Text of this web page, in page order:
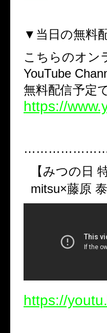
▼当日の無料
こちらのオン
YouTube
無料配信予定
https://
【みつの日
mitsu×藤原
https://